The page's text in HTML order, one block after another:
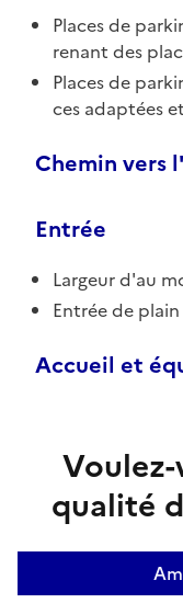
Places de
renant des
Places de
ces adaptées
Chemin vers
Entrée
Largeur d'au
Entrée de
Accueil et
qualité